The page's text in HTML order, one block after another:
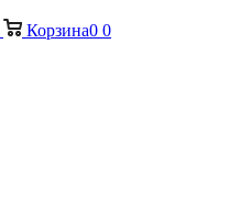
Корзина0 0